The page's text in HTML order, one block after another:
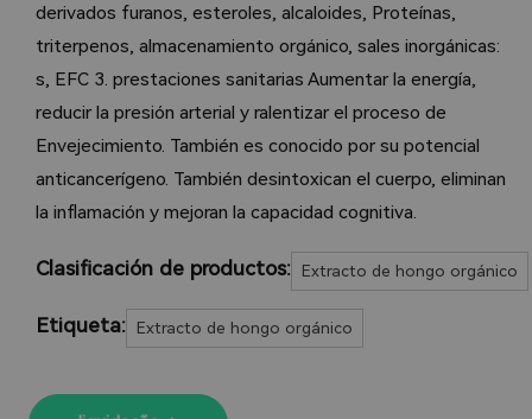
derivados furanos, esteroles, alcaloides, Proteínas,
triterpenos, almacenamiento orgánico, sales inorgánicas:
s, EFC 3. prestaciones sanitarias Aumentar la energía,
reducir la presión arterial y ralentizar el proceso de
Envejecimiento. También es conocido por su potencial
anticancerígeno. También desintoxican el cuerpo, eliminan
la inflamación y mejoran la capacidad cognitiva.
Clasificación de productos: Extracto de hongo orgánico
Etiqueta: Extracto de hongo orgánico